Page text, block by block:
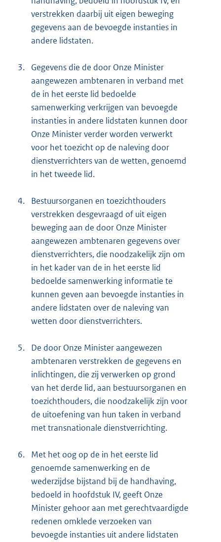
verstrekken daarbij uit eigen beweging
gegevens aan de bevoegde instanties in
andere lidstaten.
3.
Gegevens die de door Onze Minister
aangewezen ambtenaren in verband met
de in het eerste lid bedoelde
samenwerking verkrijgen van bevoegde
instanties in andere lidstaten kunnen door
Onze Minister verder worden verwerkt
voor het toezicht op de naleving door
dienstverrichters van de wetten, genoemd
in het tweede lid.
4.
Bestuursorganen en toezichthouders
verstrekken desgevraagd of uit eigen
beweging aan de door Onze Minister
aangewezen ambtenaren gegevens over
dienstverrichters, die noodzakelijk zijn om
in het kader van de in het eerste lid
bedoelde samenwerking informatie te
kunnen geven aan bevoegde instanties in
andere lidstaten over de naleving van
wetten door dienstverrichters.
5.
De door Onze Minister aangewezen
ambtenaren verstrekken de gegevens en
inlichtingen, die zij verwerken op grond
van het derde lid, aan bestuursorganen en
toezichthouders, die noodzakelijk zijn voor
de uitoefening van hun taken in verband
met transnationale dienstverrichting.
6.
Met het oog op de in het eerste lid
genoemde samenwerking en de
wederzijdse bijstand bij de handhaving,
bedoeld in hoofdstuk IV, geeft Onze
Minister gehoor aan met gerechtvaardigde
redenen omklede verzoeken van
bevoegde instanties uit andere lidstaten